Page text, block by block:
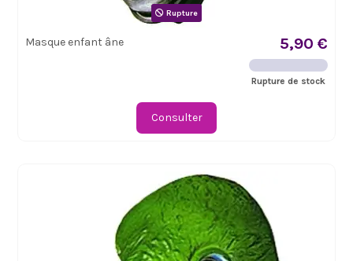
Rupture
Masque enfant âne 5,90 €
Rupture de stock
Consulter